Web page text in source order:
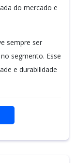
do mercado e
sempre ser
segmento. Esse
e durabilidade